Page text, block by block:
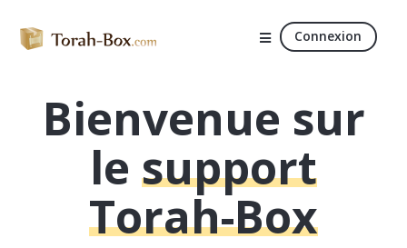
Connexion
Bienvenue sur
le support
Torah-Box